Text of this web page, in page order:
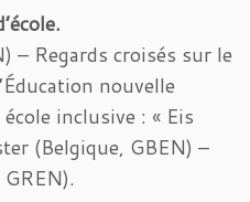
– Regards croisés sur le
nouvelle
inclusive : « Eis
(Belgique, GBEN) –